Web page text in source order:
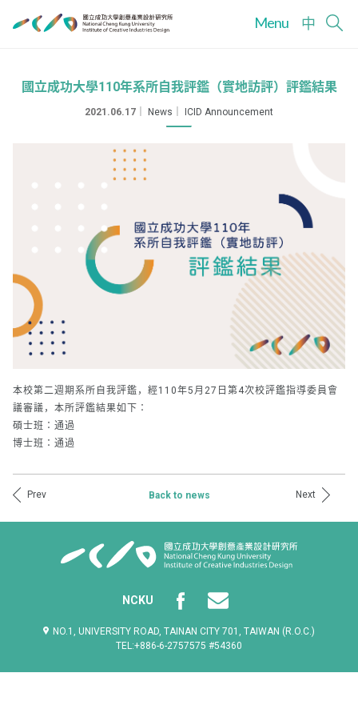
Menu 中
國立成功大學110年系所自我評鑑（實地訪評）評鑑結果
2021.06.17 News ICID Announcement
本校第二週期系所自我評鑑，經110年5 月 27 日第4次校評鑑指導委員會
議審議，本所評鑑結果如下：
碩士班：通過
博士班：通過
Prev Back to news Next
NCKU
NO.1, UNIVERSITY ROAD, TAINAN CITY 701, TAIWAN (R.O.C.)
TEL:+886-6-2757575 #54360